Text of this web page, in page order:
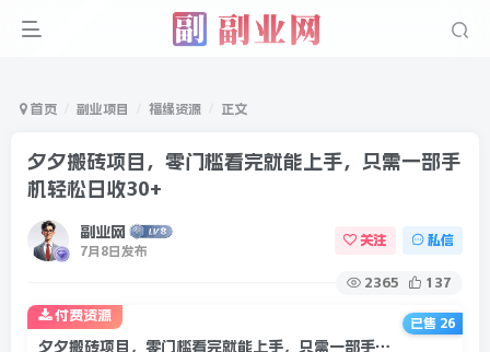
首页 副业项目 福缘资源 正文
夕夕搬砖项目，零门槛看完就能上手，只需一部手
机轻松日收30+
副业网
7月8日发布
关注 私信
2365 137
夕夕搬砖项目，零门槛看完就能上手，只需一部手机轻松日收30+
付费资源
已售 26